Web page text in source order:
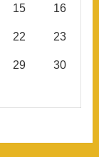
15 16
22 23
29 30